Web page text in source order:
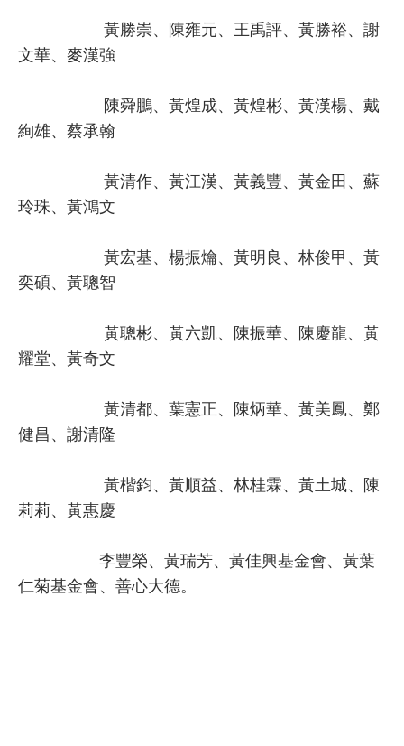
黃勝崇、陳雍元、王禹評、黃勝裕、謝
文華、麥漢強
陳舜鵬、黃煌成、黃煌彬、黃漢楊、戴
絢雄、蔡承翰
黃清作、黃江漢、黃義豐、黃金田、蘇
玲珠、黃鴻文
黃宏基、楊振爚、黃明良、林俊甲、黃
奕碩、黃聰智
黃聰彬、黃六凱、陳振華、陳慶龍、黃
耀堂、黃奇文
黃清都、葉憲正、陳炳華、黃美鳳、鄭
健昌、謝清隆
黃楷鈞、黃順益、林桂霖、黃土城、陳
莉莉、黃惠慶
李豐榮、黃瑞芳、黃佳興基金會、黃葉
仁菊基金會、善心大德。